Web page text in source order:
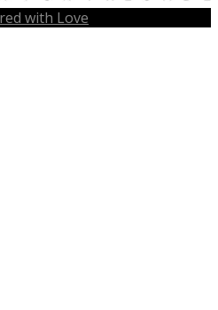
with Love